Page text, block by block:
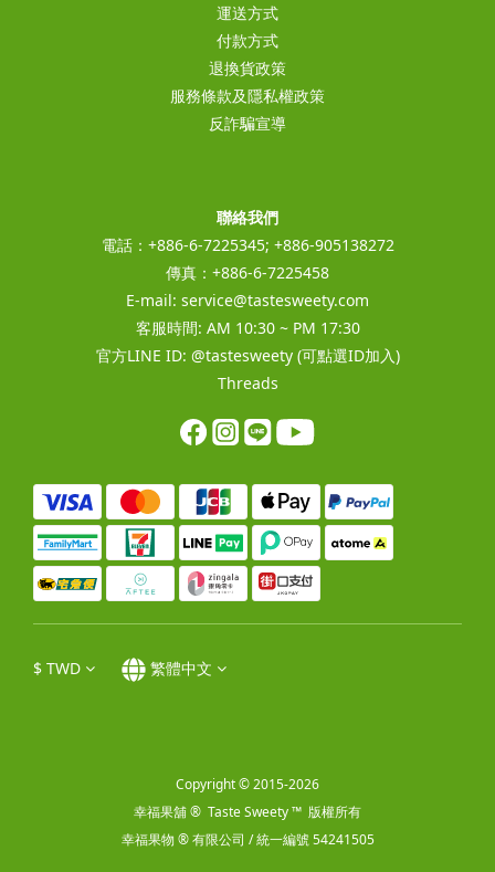
運送方式
付款方式
退換貨政策
服務條款及隱私權政策
反詐騙宣導
聯絡我們
電話：+886-6-7225345; +886-905138272
傳真：+886-6-7225458
E-mail: service@tastesweety.com
客服時間: AM 10:30 ~ PM 17:30
官方LINE ID: @tastesweety(可點選ID加入)
Threads
$ TWD 繁體中文
Copyright © 2015-2026
幸福果舖 ® Taste Sweety ™ 版權所有
幸福果物 ® 有限公司 / 統一編號 54241505